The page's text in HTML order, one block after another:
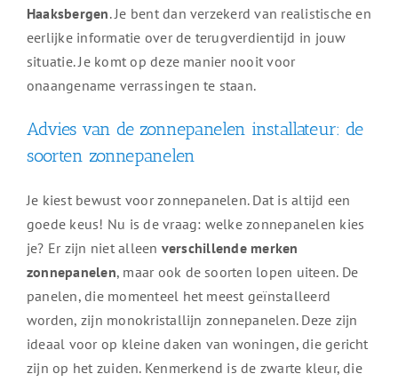
Haaksbergen. Je bent dan verzekerd van realistische en
eerlijke informatie over de terugverdientijd in jouw
situatie. Je komt op deze manier nooit voor
onaangename verrassingen te staan.
Advies van de zonnepanelen installateur: de
soorten zonnepanelen
Je kiest bewust voor zonnepanelen. Dat is altijd een
goede keus! Nu is de vraag: welke zonnepanelen kies
je? Er zijn niet alleen verschillende merken
zonnepanelen, maar ook de soorten lopen uiteen. De
panelen, die momenteel het meest geïnstalleerd
worden, zijn monokristallijn zonnepanelen. Deze zijn
ideaal voor op kleine daken van woningen, die gericht
zijn op het zuiden. Kenmerkend is de zwarte kleur, die